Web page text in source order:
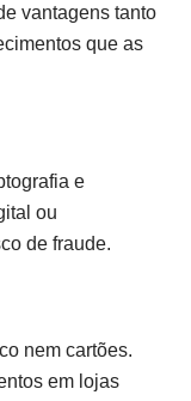
vantagens tanto
que as
e
ou
de fraude.
nem cartões.
em lojas